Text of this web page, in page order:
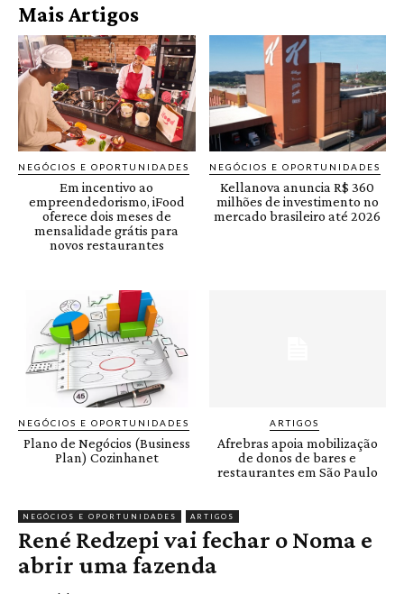
Mais Artigos
NEGÓCIOS E OPORTUNIDADES
Em incentivo ao
empreendedorismo, iFood
oferece dois meses de
mensalidade grátis para
novos restaurantes
NEGÓCIOS E OPORTUNIDADES
Kellanova anuncia R$ 360
milhões de investimento no
mercado brasileiro até 2026
NEGÓCIOS E OPORTUNIDADES
Plano de Negócios (Business
Plan) Cozinhanet
ARTIGOS
Afrebras apoia mobilização
de donos de bares e
restaurantes em São Paulo